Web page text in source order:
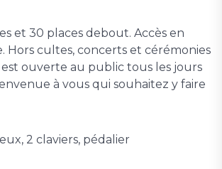
et 30 places debout. Accès en
Hors cultes, concerts et cérémonies
est ouverte au public tous les jours
à vous qui souhaitez y faire
2 claviers, pédalier